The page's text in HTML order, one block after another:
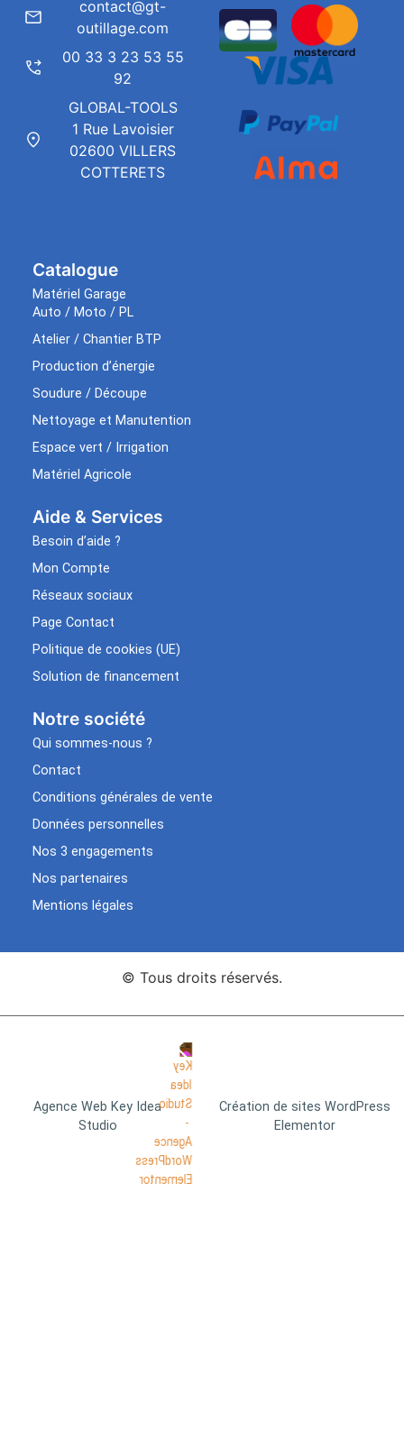
Catalogue
Matériel Garage
Auto / Moto / PL
Atelier / Chantier BTP
Production d’énergie
Soudure / Découpe
Nettoyage et Manutention
Espace vert / Irrigation
Matériel Agricole
Aide & Services​
Besoin d’aide ?
Mon Compte
Réseaux sociaux
Page Contact
Politique de cookies (UE)
Solution de financement
Notre société
Qui sommes-nous ?
Contact
Conditions générales de vente
Données personnelles
Nos 3 engagements
Nos partenaires
Mentions légales
contact@gt-
outillage.com
00 33 3 23 53 55
92
GLOBAL-TOOLS
1 Rue Lavoisier
02600 VILLERS
COTTERETS
© Tous droits réservés.
Agence Web Key Idea
Studio
Création de sites WordPress
Elementor